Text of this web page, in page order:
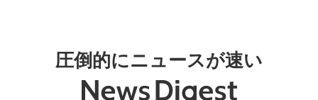
圧倒的にニュースが速い